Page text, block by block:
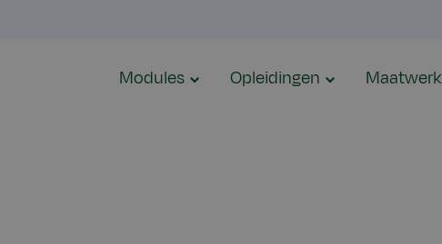
Modules Opleidingen Maatwerk